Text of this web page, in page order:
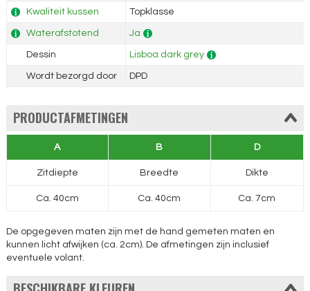
Kwaliteit kussen Topklasse
Waterafstotend Ja
Dessin Lisboa dark grey
Wordt bezorgd door DPD
PRODUCTAFMETINGEN
A B D
Zitdiepte Breedte Dikte
Ca. 40cm Ca. 40cm Ca. 7cm
De opgegeven maten zijn met de hand gemeten maten en
kunnen licht afwijken (ca. 2cm). De afmetingen zijn inclusief
eventuele volant.